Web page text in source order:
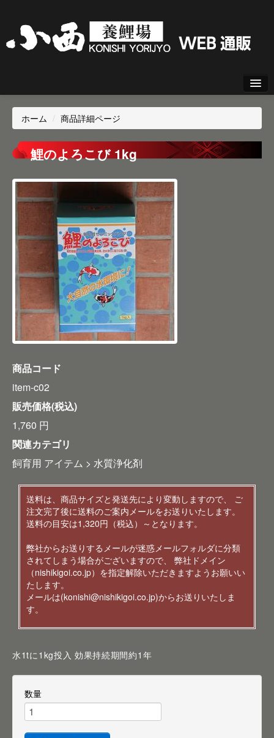
ログイン
ホーム / 商品詳細ページ
鯉のよろこび 1kg
商品コード
item-c02
販売価格(税込)
1,760 円
関連カテゴリ
飼育用 アイテム > 水質浄化剤
送料は、商品サイズと発送先により変動しますので、 ご
注文完了後に送料のご案内メールをお送りいたします。
送料の目安は1,320円（税込）～となります。
弊社からお送りするメールが迷惑メールフォルダに分類
されてしまう場合がございますので、 弊社ドメイン
（nishikigoi.co.jp）を指定解除いただきますようお願いい
たします。
メールは(konishi@nishikigoi.co.jp)からお送りいたしま
す。
水1tに1kg投入 効果持続期間約1年
数量